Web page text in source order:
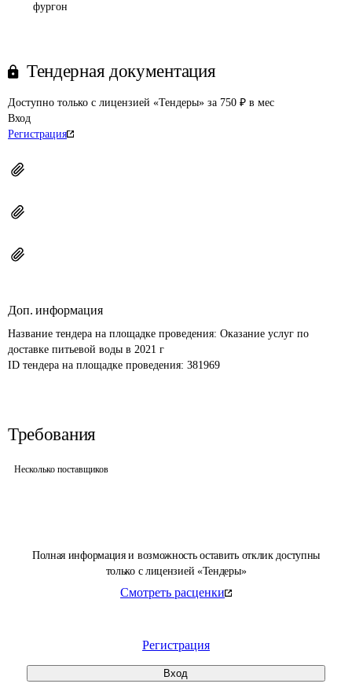
Полная информация и возможность оставить отклик доступны
только с лицензией «Тендеры»
Смотреть расценки
Регистрация
Вход
фургон
Тендерная документация
Доступно только с лицензией «Тендеры» за 750 ₽ в мес
Вход
Регистрация
Доп. информация
Название тендера на площадке проведения: Оказание услуг по
доставке питьевой воды в 2021 г
ID тендера на площадке проведения: 381969
Требования
Несколько поставщиков